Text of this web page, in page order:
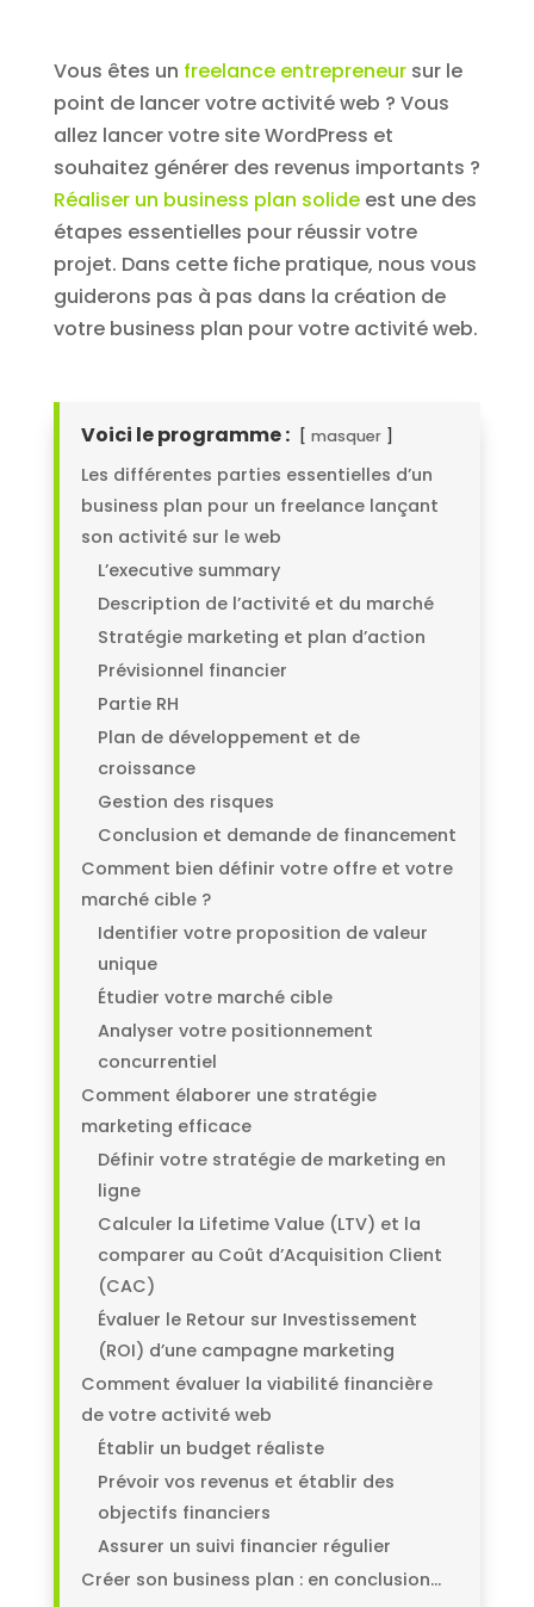
Vous êtes un freelance entrepreneursur le
point de lancer votre activité web ? Vous
allez lancer votre site WordPress et
souhaitez générer des revenus importants ?
Réaliser un business plan solideest une des
étapes essentielles pour réussir votre
projet. Dans cette fiche pratique, nous vous
guiderons pas à pas dans la création de
votre business plan pour votre activité web.
Voici le programme : masquer
Les différentes parties essentielles d’un
business plan pour un freelance lançant
son activité sur le web
L’executive summary
Description de l’activité et du marché
Stratégie marketing et plan d’action
Prévisionnel financier
Partie RH
Plan de développement et de
croissance
Gestion des risques
Conclusion et demande de financement
Comment bien définir votre offre et votre
marché cible ?
Identifier votre proposition de valeur
unique
Étudier votre marché cible
Analyser votre positionnement
concurrentiel
Comment élaborer une stratégie
marketing efficace
Définir votre stratégie de marketing en
ligne
Calculer la Lifetime Value (LTV) et la
comparer au Coût d’Acquisition Client
(CAC)
Évaluer le Retour sur Investissement
(ROI) d’une campagne marketing
Comment évaluer la viabilité financière
de votre activité web
Établir un budget réaliste
Prévoir vos revenus et établir des
objectifs financiers
Assurer un suivi financier régulier
Créer son business plan : en conclusion…